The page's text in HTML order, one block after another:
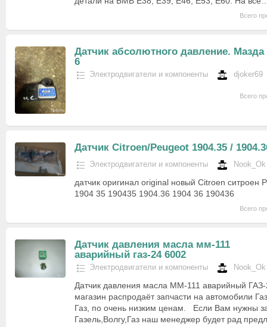
Всего
Датчик абсолютного давление. Мазда
6
Электродвигатели и компоненты djoker69
Всего
Датчик Citroen/Peugeot 1904.35 /
Электродвигатели и компоненты Nook_Ok
датчик оригинал original новый Citroen ситроен
1904 35 190435 1904.36 1904 36 190436
Всего
Датчик давления масла мм-111
аварийный газ-24 6002
Электродвигатели и компоненты Nook_Ok
Датчик давления масла ММ-111 аварийный
магазин распродаёт запчасти на автомобили
Газ, по очень низким ценам. Если Вам нужны
Газель,Волгу,Газ наш менеджер будет рад